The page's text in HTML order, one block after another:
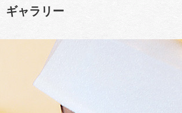
ギャラリー